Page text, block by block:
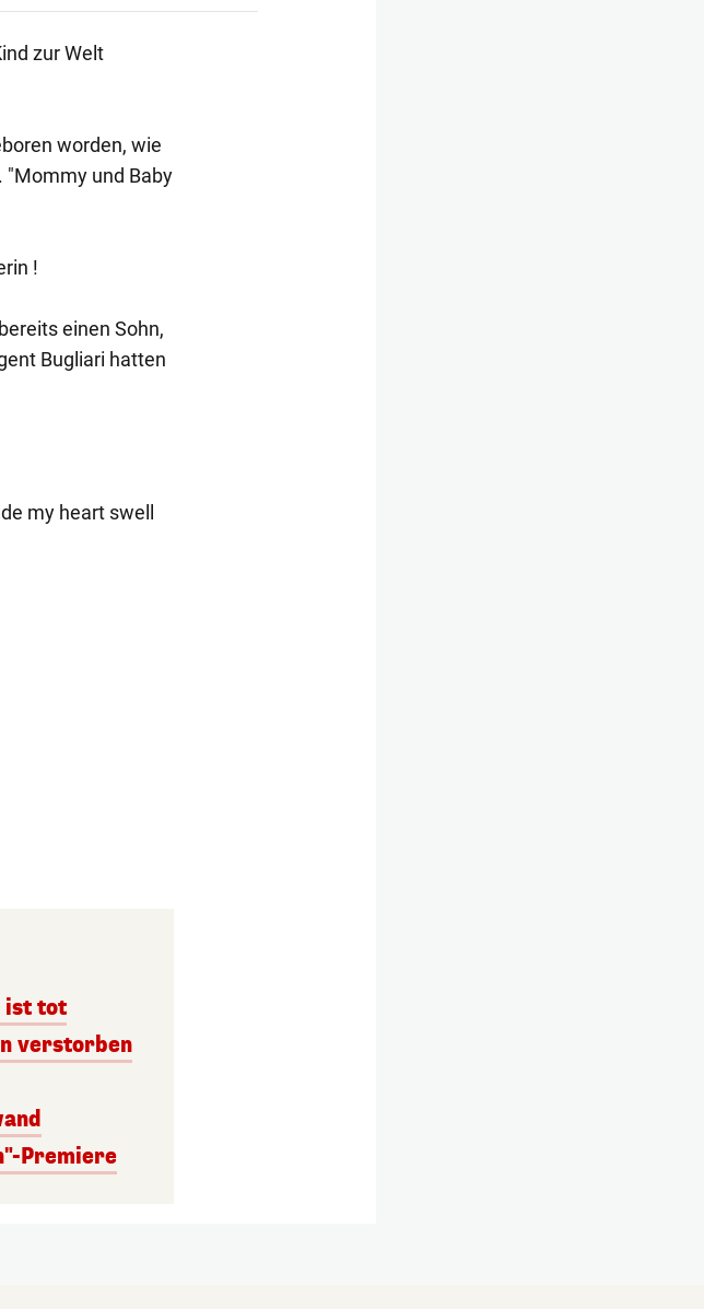
zur Welt
worden, wie
"Mommy und Baby
!
einen Sohn,
Bugliari hatten
my heart swell
ist tot
verstorben
Premiere